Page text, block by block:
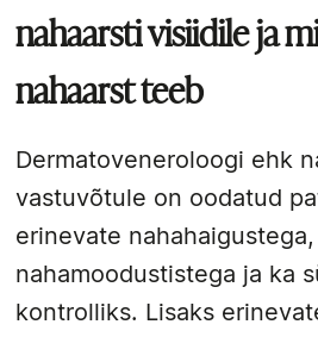
nahaarsti visiidile ja
nahaarst teeb
Dermatoveneroloogi ehk
vastuvõtule on oodatud
erinevate nahahaigustega,
nahamoodustistega ja ka
kontrolliks. Lisaks